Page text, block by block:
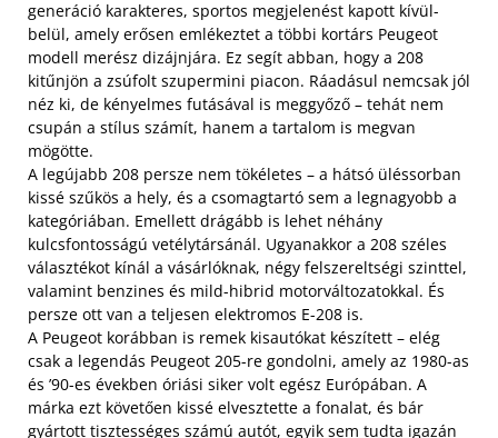
generáció karakteres, sportos megjelenést kapott kívül-
belül, amely erősen emlékeztet a többi kortárs Peugeot
modell merész dizájnjára. Ez segít abban, hogy a 208
kitűnjön a zsúfolt szupermini piacon. Ráadásul nemcsak jól
néz ki, de kényelmes futásával is meggyőző – tehát nem
csupán a stílus számít, hanem a tartalom is megvan
mögötte.
A legújabb 208 persze nem tökéletes – a hátsó üléssorban
kissé szűkös a hely, és a csomagtartó sem a legnagyobb a
kategóriában. Emellett drágább is lehet néhány
kulcsfontosságú vetélytársánál. Ugyanakkor a 208 széles
választékot kínál a vásárlóknak, négy felszereltségi szinttel,
valamint benzines és mild-hibrid motorváltozatokkal. És
persze ott van a teljesen elektromos E-208 is.
A Peugeot korábban is remek kisautókat készített – elég
csak a legendás Peugeot 205-re gondolni, amely az 1980-as
és ’90-es években óriási siker volt egész Európában. A
márka ezt követően kissé elvesztette a fonalat, és bár
gyártott tisztességes számú autót, egyik sem tudta igazán